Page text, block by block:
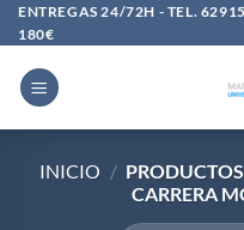
Saltar
al
contenido
ENTREGAS 24/72H - TEL.
180€
INICIO /
CARRERA